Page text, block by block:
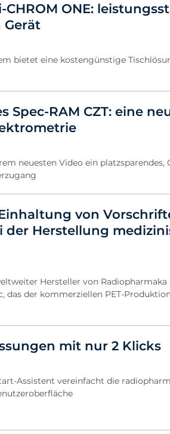
CHROM ONE:
bietet eine kostengünstige
Spec-RAM CZT: eine
neuesten Video ein
von
der Herstellung
Hersteller von
das der kommerziellen PET-
mit nur 2 Klicks
Assistent vereinfacht die